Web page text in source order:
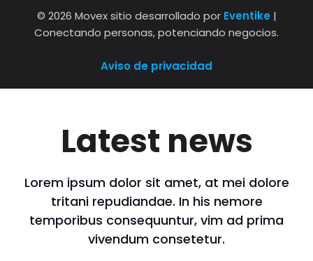
© 2026 Movex sitio desarrollado por Eventike |
Conectando personas, potenciando negocios.
Aviso de privacidad
Latest news
Lorem ipsum dolor sit amet, at mei dolore
tritani repudiandae. In his nemore
temporibus consequuntur, vim ad prima
vivendum consetetur.